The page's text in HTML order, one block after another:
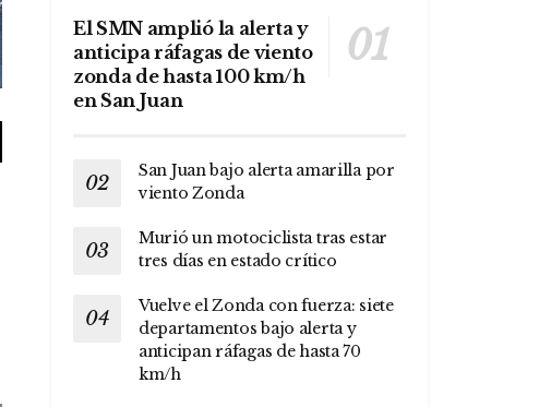
El SMN amplió la alerta y
anticipa ráfagas de viento
zonda de hasta 100 km/h
en San Juan
San Juan bajo alerta amarilla por
viento Zonda
Murió un motociclista tras estar
tres días en estado crítico
Vuelve el Zonda con fuerza: siete
departamentos bajo alerta y
anticipan ráfagas de hasta 70
km/h